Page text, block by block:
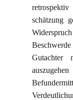
retrospektiv
schätzung
Gutachter